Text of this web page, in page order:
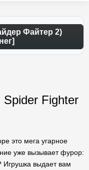
Файтер 2)
Fighter
это мега угарное
уже вызывает фурор:
Игрушка выдает вам